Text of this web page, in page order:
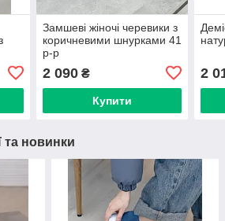
Замшеві жіночі черевики з
коричневими шнурками 41
р-р
2 090₴
Купити
2
та новинки